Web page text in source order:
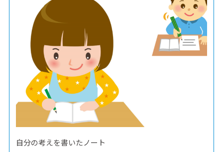
自分の考えを書いたノート